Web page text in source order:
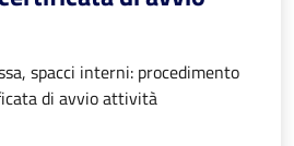
spacci interni: procedimento
di avvio attività